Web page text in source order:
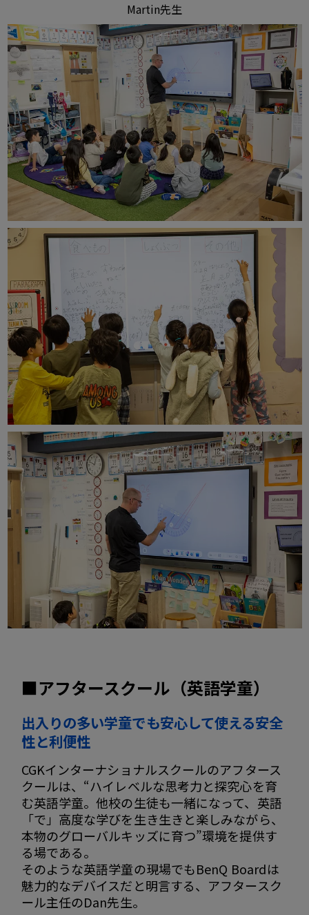
Martin先生
■アフタースクール（英語学童）
出入りの多い学童でも安心して使える安全
性と利便性
CGKインターナショナルスクールのアフタース
クールは、“ハイレベルな思考力と探究心を育
む英語学童。他校の生徒も一緒になって、英語
「で」高度な学びを生き生きと楽しみながら、
本物のグローバルキッズに育つ”環境を提供す
る場である。
そのような英語学童の現場でもBenQ Boardは
魅力的なデバイスだと明言する、アフタースク
ール主任のDan先生。